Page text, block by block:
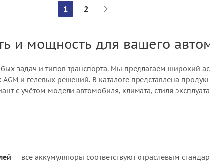
1 2
и мощность для вашего
задач и типов транспорта. Мы предлагаем широкий
и гелевых решений. В каталоге представлена
с учётом модели автомобиля, климата, стиля
— все аккумуляторы соответствуют отраслевым